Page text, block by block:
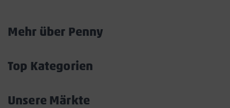
Mehr über Penny
Top Kategorien
Unsere Märkte